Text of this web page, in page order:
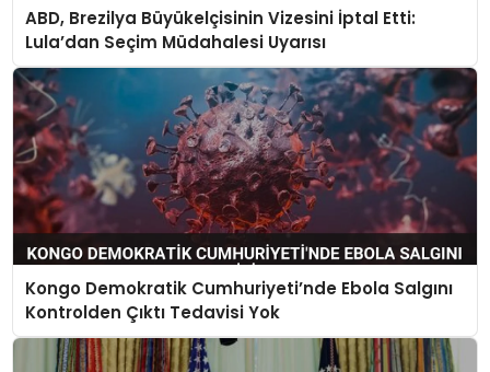
ABD, Brezilya Büyükelçisinin Vizesini İptal Etti:
Lula’dan Seçim Müdahalesi Uyarısı
Kongo Demokratik Cumhuriyeti’nde Ebola Salgını
Kontrolden Çıktı Tedavisi Yok